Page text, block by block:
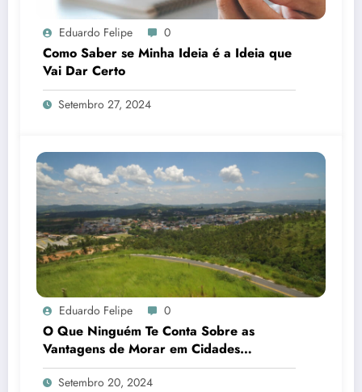
Eduardo Felipe 0
Como Saber se Minha Ideia é a Ideia que
Vai Dar Certo
Setembro 27, 2024
Eduardo Felipe 0
O Que Ninguém Te Conta Sobre as
Vantagens de Morar em Cidades
Pequenas
Setembro 20, 2024